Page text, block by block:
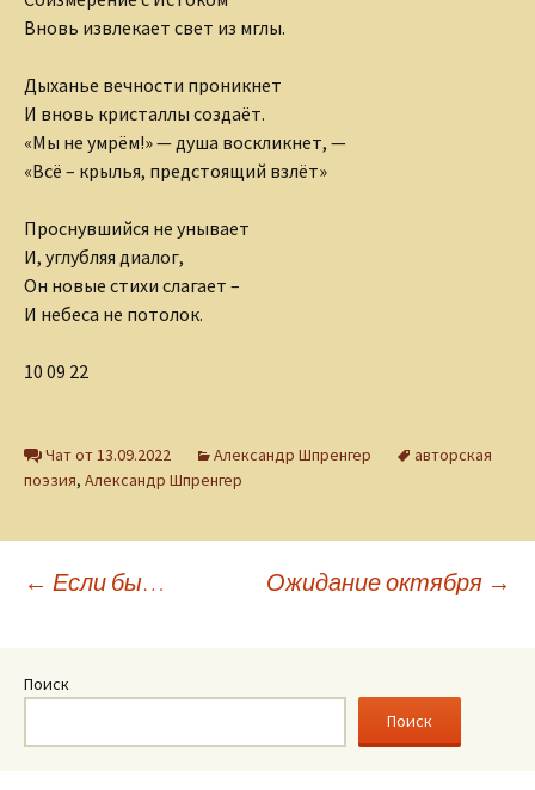
Вновь извлекает свет из мглы.
Дыханье вечности проникнет
И вновь кристаллы создаёт.
«Мы не умрём!» — душа воскликнет, —
«Всё – крылья, предстоящий взлёт»
Проснувшийся не унывает
И, углубляя диалог,
Он новые стихи слагает –
И небеса не потолок.
10 09 22
Чат от 13.09.2022 Александр Шпренгер
авторская
поэзия, Александр Шпренгер
Навигация
по
записям
← Если бы… Ожидание октября →
Поиск
Поиск